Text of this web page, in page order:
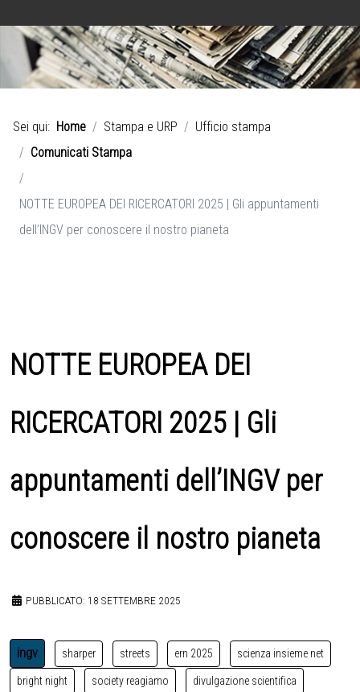
Sei qui: Home Stampa e URP
Ufficio stampa
Comunicati Stampa
NOTTE EUROPEA DEI RICERCATORI 2025 | Gli appuntamenti
dell’INGV per conoscere il nostro pianeta
NOTTE EUROPEA DEI
RICERCATORI 2025 | Gli
appuntamenti dell’INGV per
conoscere il nostro pianeta
PUBBLICATO: 18 SETTEMBRE 2025
ingv sharper streets ern 2025 scienza insieme net
bright night society reagiamo divulgazione scientifica